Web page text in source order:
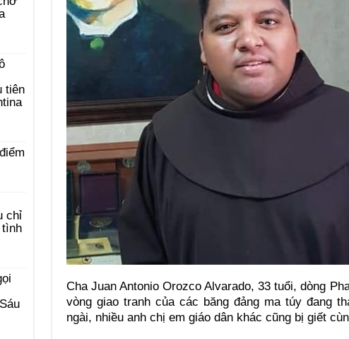
Cha Juan Antonio Orozco Alvarado, 33 tuổi, dòng
vòng giao tranh của các băng đảng ma túy đang
ngài, nhiều anh chị em giáo dân khác cũng bị giết
tiên
chỉ
tình